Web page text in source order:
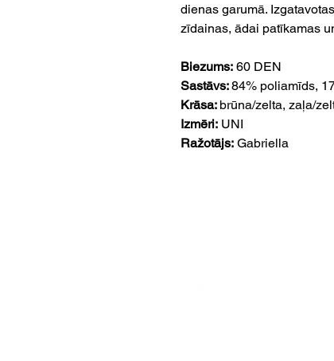
dienas garumā.
zīdainas, ādai patīkamas
Biezums: 60 DEN
Sastāvs:84% poliamīds,
Krāsa: brūna/zelta, zaļa/
Izmēri: UNI
Ražotājs: Gabriella